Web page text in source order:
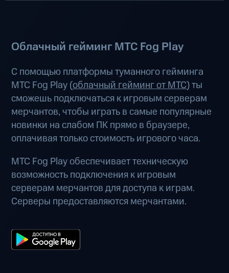
Облачный гейминг МТС Fog Play
С помощью платформы туманного гейминга
МТС Fog Play (облачный гейминг от МТС) ты
сможешь подключаться к игровым серверам
мерчантов, чтобы играть в самые популярные
новинки на слабом ПК прямо в браузере,
оплачивая только стоимость игрового часа.
МТС Fog Play обеспечивает техническую
возможность подключения к игровым
серверам мерчантов для доступа к играм.
Серверы предоставляются мерчантами.